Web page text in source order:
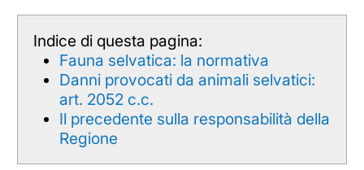
Indice di questa pagina:
Fauna selvatica: la normativa
Danni provocati da animali selvatici:
art. 2052 c.c.
Il precedente sulla responsabilità della
Regione